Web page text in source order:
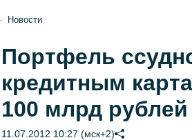
Новости
Портфель
кредитным
100 млрд рублей
11.07.2012 10:27 (мск+2)